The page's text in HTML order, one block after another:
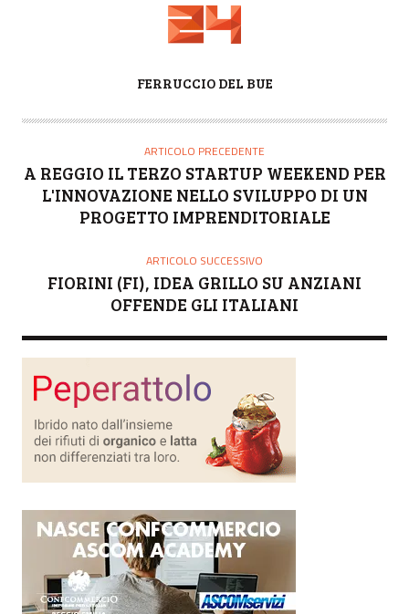
T
R
FERRUCCIO DEL BUE
ARTICOLO PRECEDENTE
A REGGIO IL TERZO STARTUP WEEKEND PER
L'INNOVAZIONE NELLO SVILUPPO DI UN
PROGETTO IMPRENDITORIALE
ARTICOLO SUCCESSIVO
FIORINI (FI), IDEA GRILLO SU ANZIANI
OFFENDE GLI ITALIANI